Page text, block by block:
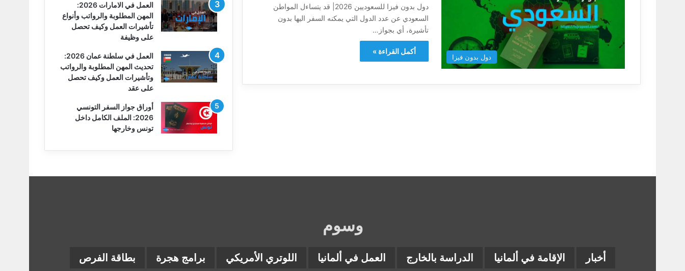
دول بدون فيزا
دول بدون فيزا للسعوديين 2026| قد يتساءل المواطن
السعودي عن عدد الدول التي يمكنه السفر اليها بدون
تأشيرة، أي بجواز…
أكمل القراءة »
العمل في الامارات 2026:
المهن المطلوبة والرواتب وأنواع
تأشيرات العمل وكيف تحصل
على وظيفة
العمل في سلطنة عمان 2026:
تحديث المهن المطلوبة والرواتب
وتأشيرات العمل وكيف تحصل
على عقد
أوراق جواز السفر التونسي
2026: الملف الكامل داخل
تونس وخارجها
وسوم
أخبار الإقامة في ألمانيا الدراسة بالخارج العمل في ألمانيا اللوتري الأمريكي برامج هجرة
بطاقة الفرص